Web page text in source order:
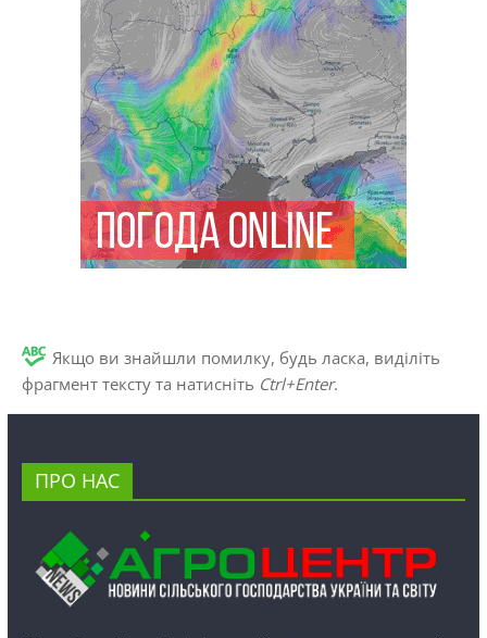
Якщо ви знайшли помилку, будь ласка, виділіть
фрагмент тексту та натисніть Ctrl+Enter.
ПРО НАС